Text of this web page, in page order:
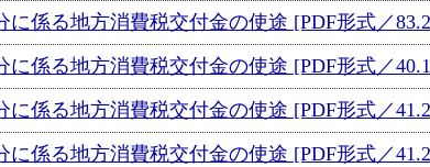
係る地方消費税交付金の使途 [PDF形式／
係る地方消費税交付金の使途 [PDF形式／
係る地方消費税交付金の使途 [PDF形式／
係る地方消費税交付金の使途 [PDF形式／